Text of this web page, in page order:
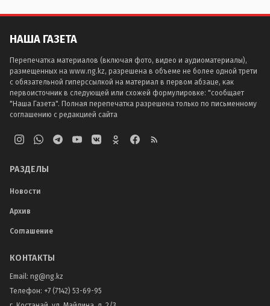
НАША ГАЗЕТА
Перепечатка материалов (включая фото, видео и аудиоматериалы),
размещенных на www.ng.kz, разрешена в объеме не более одной трети
с обязательной гиперссылкой на материал в первом абзаце, как
первоисточник в следующей или схожей формулировке: "сообщает
"Наша Газета". Полная перепечатка разрешена только по письменному
соглашению с редакцией сайта
РАЗДЕЛЫ
Новости
Архив
Соглашение
КОНТАКТЫ
Email: ng@ng.kz
Телефон: +7 (7142) 53-69-95